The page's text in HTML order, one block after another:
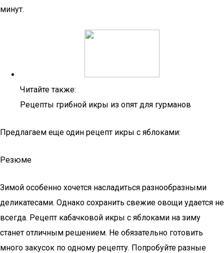
минут.
Читайте также:
Рецепты грибной икры из опят для гурманов
Предлагаем еще один рецепт икры с яблоками:
Резюме
Зимой особенно хочется насладиться разнообразными
деликатесами. Однако сохранить свежие овощи удается не
всегда. Рецепт кабачковой икры с яблоками на зиму
станет отличным решением. Не обязательно готовить
много закусок по одному рецепту. Попробуйте разные